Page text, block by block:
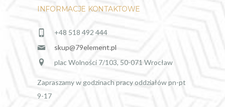
INFORMACJE KONTAKTOWE
+48 518 492 444
skup@79element.pl
plac Wolności 7/103, 50-071 Wrocław
Zapraszamy w godzinach pracy oddziałów pn-pt
9-17